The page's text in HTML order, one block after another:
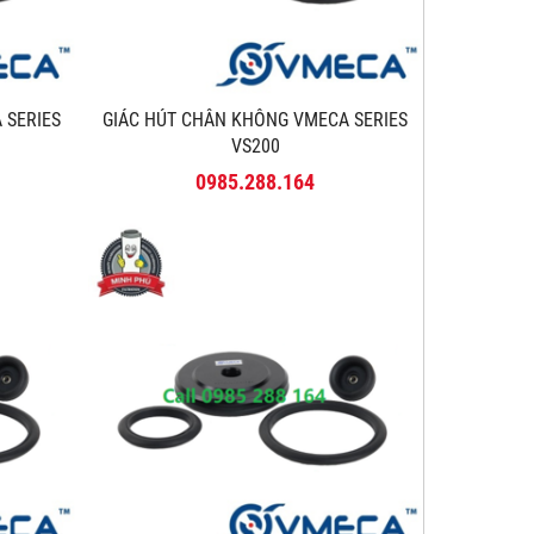
GIÁC HÚT CHÂN KHÔNG VMECA SERIES
VS200
0985.288.164